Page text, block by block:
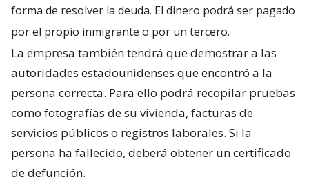
forma de resolver la deuda. El dinero podrá ser pagado
por el propio inmigrante o por un tercero.
La empresa también tendrá que demostrar a las
autoridades estadounidenses que encontró a la
persona correcta. Para ello podrá recopilar pruebas
como fotografías de su vivienda, facturas de
servicios públicos o registros laborales. Si la
persona ha fallecido, deberá obtener un certificado
de defunción.